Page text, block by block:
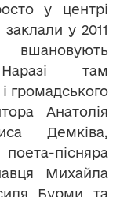
у центрі
у 2011
там
громадського
Анатолія
Демківа,
пісняра
Михайла
Бурми та